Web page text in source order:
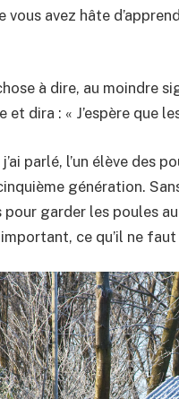
avez hâte
à dire, au moindre
dira : « J’espère que
parlé, l’un élève des
génération.
garder les poules
ce qu’il ne